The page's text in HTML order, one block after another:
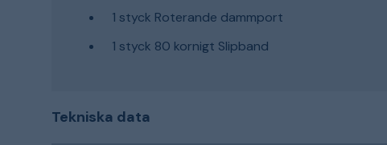
1 styck Roterande dammport
1 styck 80 kornigt Slipband
Tekniska data